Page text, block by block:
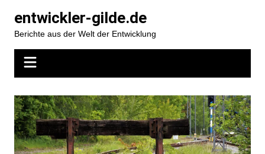
Inhalt
springen
entwickler-gilde.de
Berichte aus der Welt der Entwicklung